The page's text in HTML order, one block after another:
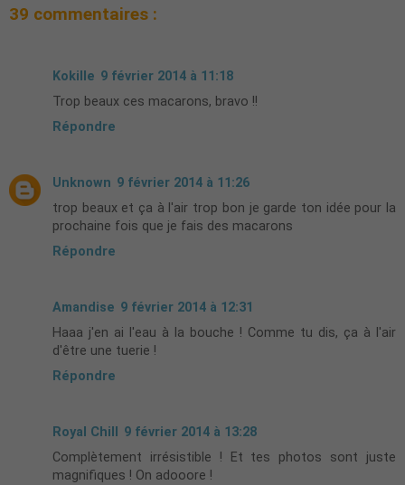
39 commentaires :
Kokille 9 février 2014 à 11:18
Trop beaux ces macarons, bravo !!
Répondre
Unknown 9 février 2014 à 11:26
trop beaux et ça à l'air trop bon je garde ton idée pour la
prochaine fois que je fais des macarons
Répondre
Amandise 9 février 2014 à 12:31
Haaa j'en ai l'eau à la bouche ! Comme tu dis, ça à l'air
d'être une tuerie !
Répondre
Royal Chill
9 février 2014 à 13:28
Complètement irrésistible ! Et tes photos sont juste
magnifiques ! On adooore !